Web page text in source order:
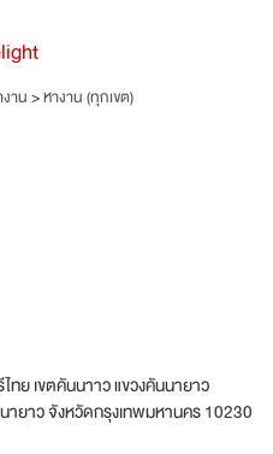
าน>หางาน (ทุกเขต)
ทย เขตคันนาาว แขวงคันนายาว
ายาว จังหวัดกรุงเทพมหานคร 10230